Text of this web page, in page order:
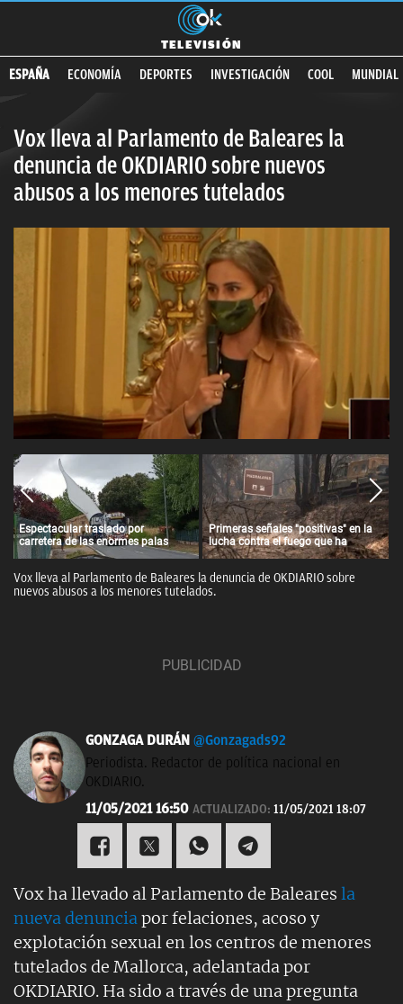
Educación de LAMINE YAMAL
TELEVISIÓN
ESPAÑA ECONOMÍA DEPORTES INVESTIGACIÓN COOL MUNDIAL
Vox lleva al Parlamento de Baleares la
denuncia de OKDIARIO sobre nuevos
abusos a los menores tutelados
Espectacular traslado por
carretera de las enormes palas
para un parque eólico de Iberdrola
Primeras señales "positivas" en la
lucha contra el fuego que ha
quemado 77.000 hectáreas en el
Vox lleva al Parlamento de Baleares la denuncia de OKDIARIO sobre
nuevos abusos a los menores tutelados.
GONZAGA DURÁN @Gonzagads92
Periodista. Redactor de política nacional en
OKDIARIO.
11/05/2021 16:50 ACTUALIZADO: 11/05/2021 18:07
Vox ha llevado al Parlamento de Baleares la
nueva denunciapor felaciones, acoso y
explotación sexual en los centros de menores
tutelados de Mallorca, adelantada por
OKDIARIO. Ha sido a través de una pregunta